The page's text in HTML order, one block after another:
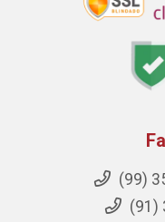
(99)
(91)